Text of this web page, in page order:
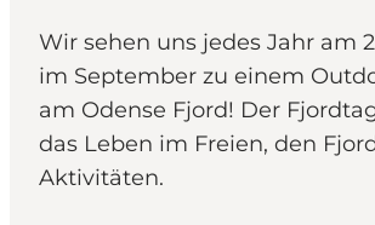
Für Kinder
Wir sehen uns jedes Jahr am
im September zu einem
am Odense Fjord! Der
das Leben im Freien, den
Aktivitäten.